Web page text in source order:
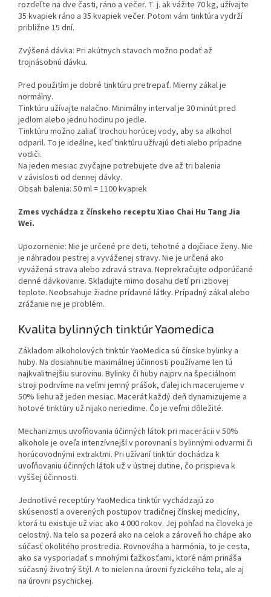
rozdeľte na dve časti, ráno a večer. T. j. ak vážite 70 kg, užívajte
35 kvapiek ráno a 35 kvapiek večer. Potom vám tinktúra vydrží
približne 15 dní.
Zvýšená dávka: Pri akútnych stavoch možno podať až
trojnásobnú dávku.
Pred použitím je dobré tinktúru pretrepať. Mierny zákal je
normálny.
Tinktúru užívajte nalačno. Minimálny interval je 30 minút pred
jedlom alebo jednu hodinu po jedle.
Tinktúru možno zaliať trochou horúcej vody, aby sa alkohol
odparil. To je ideálne, keď tinktúru užívajú deti alebo prípadne
vodiči.
Na jeden mesiac zvyčajne potrebujete dve až tri balenia
v závislosti od dennej dávky.
Obsah balenia: 50 ml = 1100 kvapiek
Zmes vychádza z čínskeho receptu Xiao Chai Hu Tang Jia
Wei.
Upozornenie: Nie je určené pre deti, tehotné a dojčiace ženy. Nie
je náhradou pestrej a vyváženej stravy. Nie je určená ako
vyvážená strava alebo zdravá strava. Neprekračujte odporúčané
denné dávkovanie. Skladujte mimo dosahu detí pri izbovej
teplote. Neobsahuje žiadne prídavné látky. Prípadný zákal alebo
zrážanie nie je problém.
Kvalita bylinných tinktúr Yaomedica
Základom alkoholových tinktúr YaoMedica sú čínske bylinky a
huby. Na dosiahnutie maximálnej účinnosti používame len tú
najkvalitnejšiu surovinu. Bylinky či huby najprv na špeciálnom
stroji podrvíme na veľmi jemný prášok, ďalej ich macerujeme v
50% liehu až jeden mesiac. Macerát každý deň dynamizujeme a
hotové tinktúry už nijako neriedime. Čo je veľmi dôležité.
Mechanizmus uvoľňovania účinných látok pri macerácii v 50%
alkohole je oveľa intenzívnejší v porovnaní s bylinnými odvarmi či
horúcovodnými extraktmi. Pri užívaní tinktúr dochádza k
uvoľňovaniu účinných látok už v ústnej dutine, čo prispieva k
vyššej účinnosti.
Jednotlivé receptúry YaoMedica tinktúr vychádzajú zo
skúseností a overených postupov tradičnej čínskej medicíny,
ktorá tu existuje už viac ako 4 000 rokov. Jej pohľad na človeka je
celostný. Na telo sa pozerá ako na celok a zároveň ho chápe ako
súčasť okolitého prostredia. Rovnováha a harmónia, to je cesta,
ako sa vysporiadať s mnohými ťažkosťami, ktoré nám prináša
súčasný životný štýl. A to nielen na úrovni fyzického tela, ale aj
na úrovni psychickej.